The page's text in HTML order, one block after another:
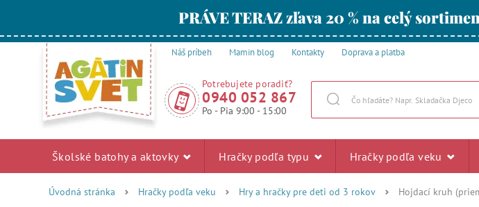
PRÁVE TERAZ zľava 20 % na celý
Náš príbeh Mamin blog Kontakty Doprava a platba
Potrebujete poradiť?
0940 052 867
Po - Pia 9:00 - 15:00
Školské batohy a aktovky Hračky podľa typu Hračky podľa veku
Úvodná stránka Hračky podľa veku Hry a hračky pre deti od 3 rokov Hojdací kruh